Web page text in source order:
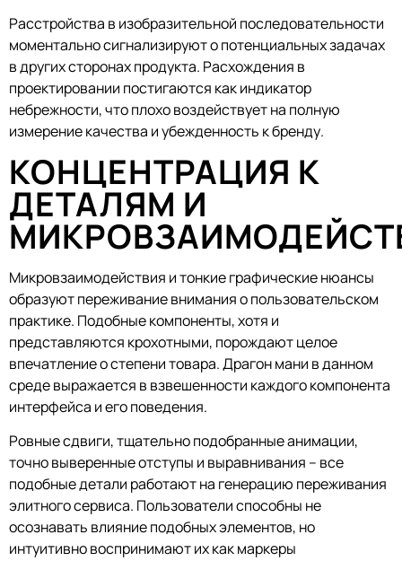
Расстройства в изобразительной последовательности
моментально сигнализируют о потенциальных задачах
в других сторонах продукта. Расхождения в
проектировании постигаются как индикатор
небрежности, что плохо воздействует на полную
измерение качества и убежденность к бренду.
КОНЦЕНТРАЦИЯ К
ДЕТАЛЯМ И
Микровзаимодействия и тонкие графические нюансы
образуют переживание внимания о пользовательском
практике. Подобные компоненты, хотя и
представляются крохотными, порождают целое
впечатление о степени товара. Драгон мани в данном
среде выражается в взвешенности каждого компонента
интерфейса и его поведения.
Ровные сдвиги, тщательно подобранные анимации,
точно выверенные отступы и выравнивания – все
подобные детали работают на генерацию переживания
элитного сервиса. Пользователи способны не
осознавать влияние подобных элементов, но
интуитивно воспринимают их как маркеры